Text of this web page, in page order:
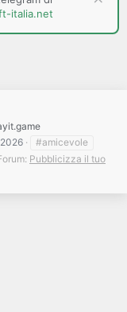
italia.net
#amicevole
Pubblicizza il tuo